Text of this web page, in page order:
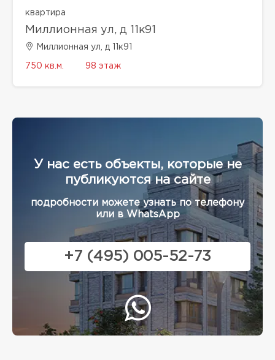
квартира
Миллионная ул, д 11к91
Миллионная ул, д 11к91
750 кв.м. 98 этаж
У нас есть объекты, которые не
публикуются на сайте
подробности можете узнать по телефону
или в WhatsApp
+7 (495) 005-52-73